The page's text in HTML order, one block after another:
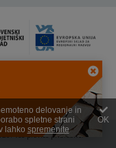
stran ter spletna
Evropska unija iz
se je pridobilo
Vse pravice pridržane.
delovanje in
spletne strani
lahko spremenite
OK